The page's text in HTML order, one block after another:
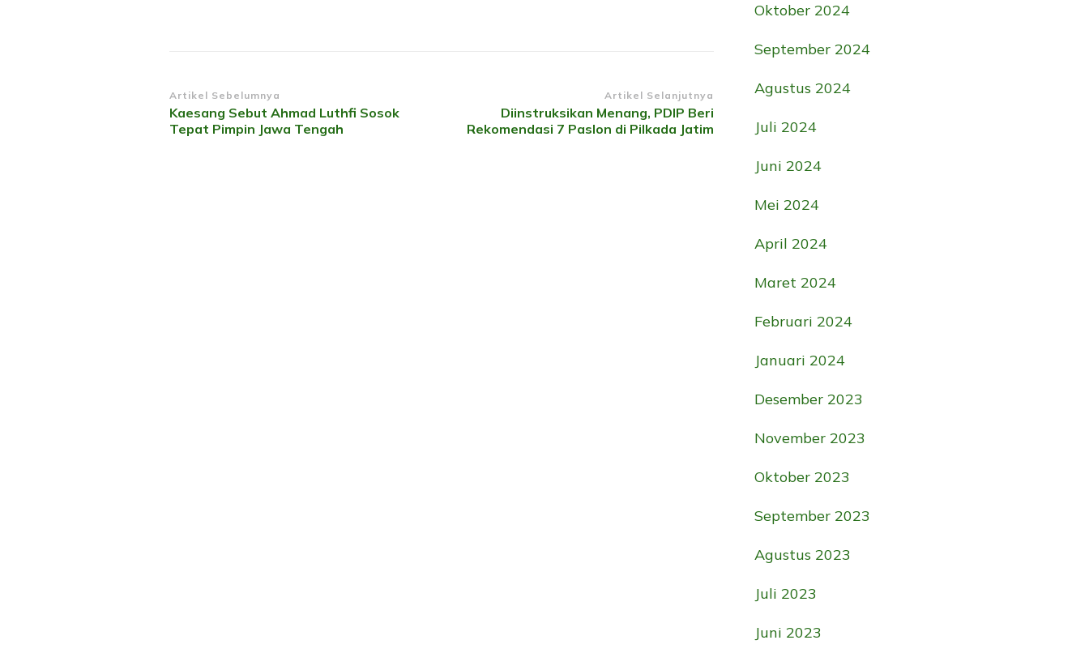
Navigasi
Artikel
Artikel Sebelumnya
Kaesang Sebut Ahmad Luthfi Sosok
Tepat Pimpin Jawa Tengah
Artikel Selanjutnya
Diinstruksikan Menang, PDIP Beri
Rekomendasi 7 Paslon di Pilkada Jatim
Oktober 2024
September 2024
Agustus 2024
Juli 2024
Juni 2024
Mei 2024
April 2024
Maret 2024
Februari 2024
Januari 2024
Desember 2023
November 2023
Oktober 2023
September 2023
Agustus 2023
Juli 2023
Juni 2023